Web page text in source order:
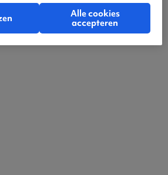
Cookie-instellingen
Alle cookies
accepteren